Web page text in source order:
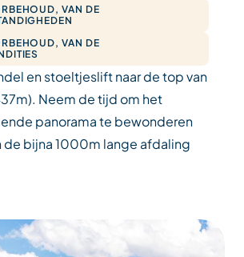
VAN DE
VAN DE
en stoeltjeslift naar de top van
Neem de tijd om het
panorama te bewonderen
de bijna 1000m lange afdaling